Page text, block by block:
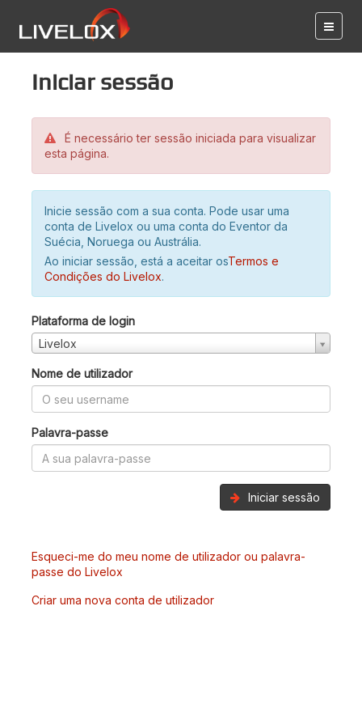
Iniciar sessão
É necessário ter sessão iniciada para visualizar
esta página.
Inicie sessão com a sua conta. Pode usar uma
conta de Livelox ou uma conta do Eventor da
Suécia, Noruega ou Austrália.
Ao iniciar sessão, está a aceitar osTermos e
Condições do Livelox.
Plataforma de login
Livelox
Nome de utilizador
Palavra-passe
Iniciar sessão
Esqueci-me do meu nome de utilizador ou palavra-
passe do Livelox
Criar uma nova conta de utilizador